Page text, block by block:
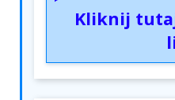
Kliknij